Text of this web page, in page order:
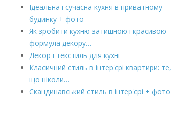
Ідеальна і сучасна кухня в приватному
будинку + фото
Як зробити кухню затишною і красивою-
формула декору…
Декор і текстиль для кухні
Класичний стиль в інтер'єрі квартири: те,
що ніколи…
Скандинавський стиль в інтер'єрі + фото